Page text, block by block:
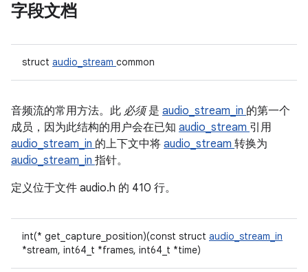
字段文档
struct audio_stream common
音频流的常用方法。此 必须是 audio_stream_in 的第一个
成员，因为此结构的用户会在已知 audio_stream 引用
audio_stream_in 的上下文中将 audio_stream 转换为
audio_stream_in 指针。
定义位于文件 audio.h 的 410 行。
int(* get_capture_position)(const struct audio_stream_in
*stream, int64_t *frames, int64_t *time)